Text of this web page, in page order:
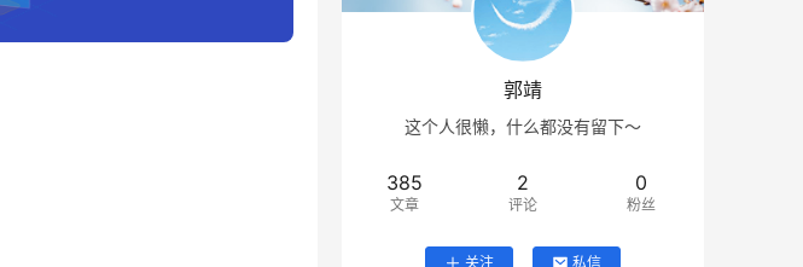
郭靖
这个人很懒，什么都没有留下～
385
文章
2
评论
0
粉丝
关注 私信